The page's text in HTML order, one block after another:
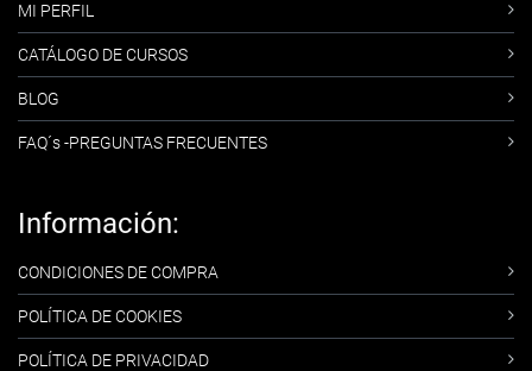
MI PERFIL
CATÁLOGO DE CURSOS
BLOG
FAQ´s -PREGUNTAS FRECUENTES
Información:
CONDICIONES DE COMPRA
POLÍTICA DE COOKIES
POLÍTICA DE PRIVACIDAD